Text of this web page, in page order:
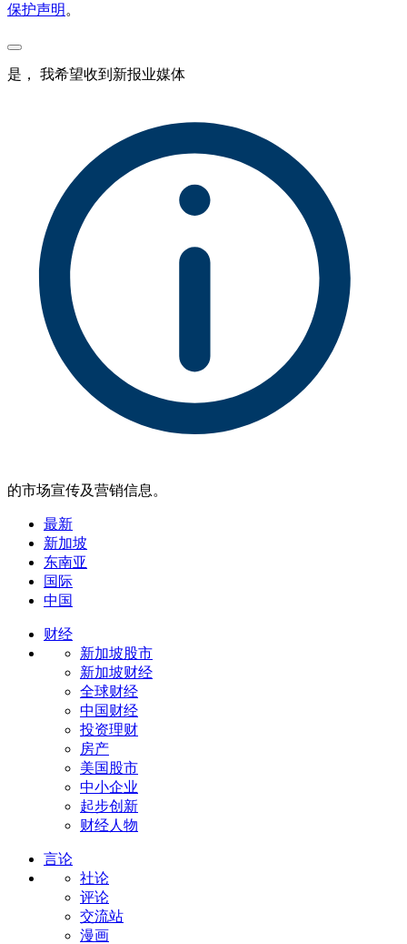
保护声明 。
是， 我希望收到新报业媒体
的市场宣传及营销信息。
最新
新加坡
东南亚
国际
中国
财经
新加坡股市
新加坡财经
全球财经
中国财经
投资理财
房产
美国股市
中小企业
起步创新
财经人物
言论
社论
评论
交流站
漫画